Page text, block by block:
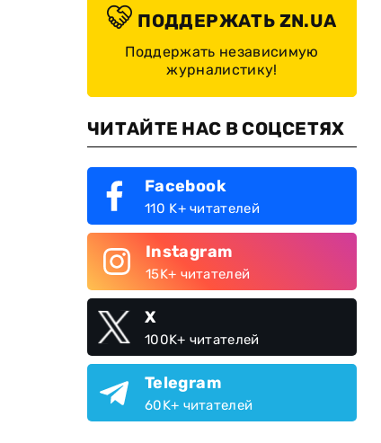
ПОДДЕРЖАТЬ ZN.UA
Поддержать независимую
журналистику!
ЧИТАЙТЕ НАС В СОЦСЕТЯХ
Facebook
110 K+ читателей
Instagram
15K+ читателей
X
100K+ читателей
Telegram
60K+ читателей